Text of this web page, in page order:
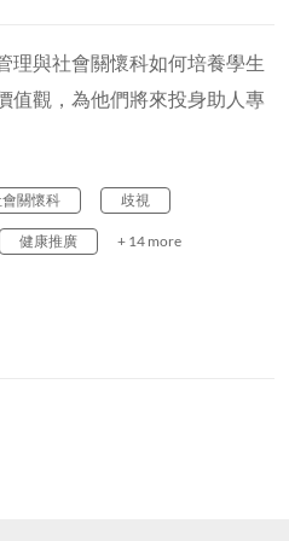
理與社會關懷科如何培養學生
值觀，為他們將來投身助人專
關懷科 歧視
健康推廣 + 14 more